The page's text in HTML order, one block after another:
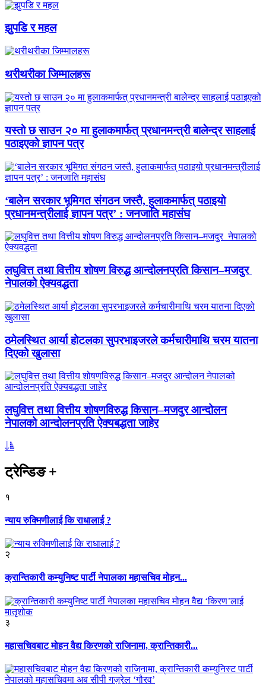
झुपडि र महल
थरीथरीका जिम्मालहरू
यस्तो छ साउन २० मा हुलाकमार्फत् प्रधानमन्त्री बालेन्द्र साहलाई
पठाइएको ज्ञापन पत्र
‘बालेन सरकार भूमिगत संगठन जस्तै, हुलाकमार्फत् पठाइयो
प्रधानमन्त्रीलाई ज्ञापन पत्र’ : जनजाति महासंघ
लघुवित्त तथा वित्तीय शोषण विरुद्ध आन्दोलनप्रति किसान–मजदुर
नेपालको ऐक्यवद्धता
ठमेलस्थित आर्या होटलका सुपरभाइजरले कर्मचारीमाथि चरम यातना
दिएको खुलासा
लघुवित्त तथा वित्तीय शोषणविरुद्ध किसान–मजदुर आन्दोलन
नेपालको आन्दोलनप्रति ऐक्यबद्धता जाहेर
ट्रेन्डिङ+
१
न्याय रुक्मिणीलाई कि राधालाई ?
२
क्रान्तिकारी कम्युनिष्ट पार्टी नेपालका महासचिव मोहन...
३
महासचिवबाट मोहन वैद्य किरणको राजिनामा, क्रान्तिकारी...